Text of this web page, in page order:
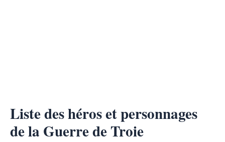
Liste des héros et personnages
de la Guerre de Troie